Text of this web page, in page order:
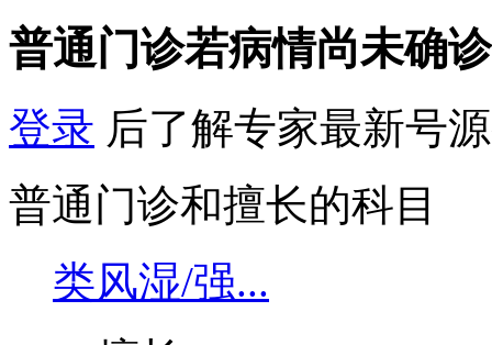
普通门诊若病情尚未确
登录 后了解专家最新号
普通门诊和擅长的科目
类风湿/强...